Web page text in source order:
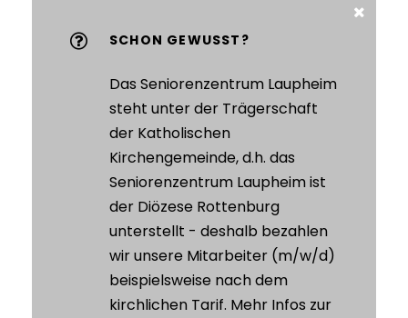
SCHON GEWUSST?
Das Seniorenzentrum Laupheim
steht unter der Trägerschaft
der Katholischen
Kirchengemeinde, d.h. das
Seniorenzentrum Laupheim ist
der Diözese Rottenburg
unterstellt - deshalb bezahlen
wir unsere Mitarbeiter (m/w/d)
beispielsweise nach dem
kirchlichen Tarif. Mehr Infos zur